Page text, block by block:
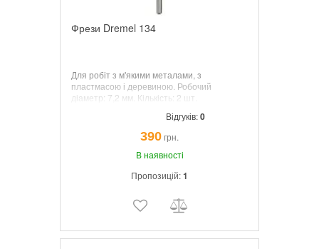
Фрези Dremel 134
Для робіт з м'якими металами, з
пластмасою і деревиною. Робочий
діаметр: 7,2 мм. Кількість: 2 шт.
Відгуків:0
390грн.
В наявності
Пропозицій:1